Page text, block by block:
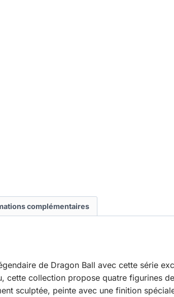
complémentaires
de Dragon Ball avec cette série
cette collection propose quatre figurines
sculptée, peinte avec une finition